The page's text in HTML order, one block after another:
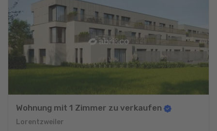
Wohnung mit 1 Zimmer zu verkaufen
Lorentzweiler